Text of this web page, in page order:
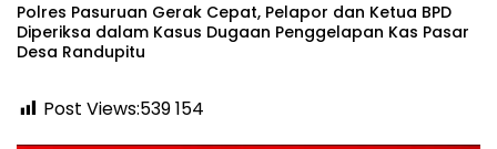
‎Polres Pasuruan Gerak Cepat, Pelapor dan Ketua BPD
Diperiksa dalam Kasus Dugaan Penggelapan Kas Pasar
Desa Randupitu ‎
Post Views:539154